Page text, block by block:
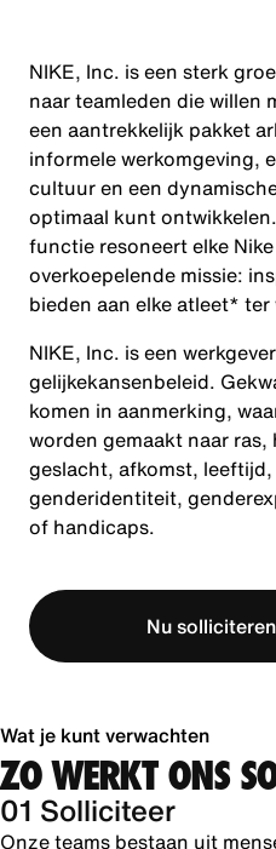
NIKE, Inc. is een sterk
naar teamleden die willen
een aantrekkelijk pakket
informele werkomgeving,
cultuur en een
optimaal kunt
functie resoneert elke
overkoepelende missie:
bieden aan elke atleet* ter
NIKE, Inc. is een
gelijkekansenbeleid.
komen in aanmerking,
worden gemaakt naar
geslacht, afkomst,
genderidentiteit,
of handicaps.
Nu solliciteren
Wat je kunt verwachten
ZO WERKT ONS
01 Solliciteer
Onze teams bestaan uit